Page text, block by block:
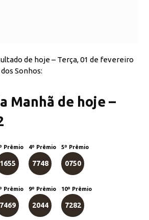
de hoje – Terça, 01 de fevereiro
Sonhos:
Manhã de hoje –
Prêmio
1655
4º Prêmio
7748
5º Prêmio
0750
Prêmio
7469
9º Prêmio
2044
10º Prêmio
7282